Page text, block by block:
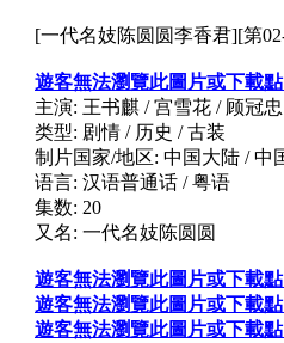
[一代名妓陈圆圆李香君][第
遊客無法瀏覽此圖片或下載
主演: 王书麒 / 宫雪花 / 顾冠
类型: 剧情 / 历史 / 古装
制片国家/地区: 中国大陆 / 中
语言: 汉语普通话 / 粤语
集数: 20
又名: 一代名妓陈圆圆
遊客無法瀏覽此圖片或下載
遊客無法瀏覽此圖片或下載
遊客無法瀏覽此圖片或下載